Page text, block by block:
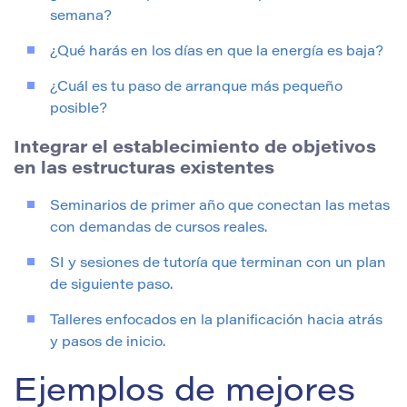
semana?
¿Qué harás en los días en que la energía es baja?
¿Cuál es tu paso de arranque más pequeño
posible?
Integrar el establecimiento de objetivos
en las estructuras existentes
Seminarios de primer año que conectan las metas
con demandas de cursos reales.
SI y sesiones de tutoría que terminan con un plan
de siguiente paso.
Talleres enfocados en la planificación hacia atrás
y pasos de inicio.
Ejemplos de mejores